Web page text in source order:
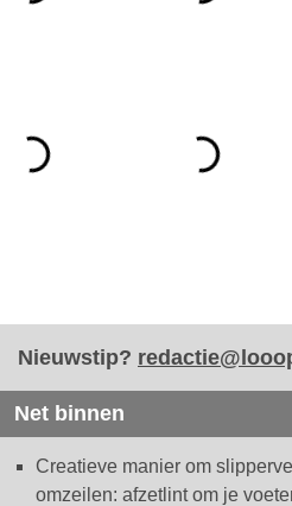
Nieuwstip?
Net binnen
Creatieve manier om
omzeilen: afzetlint om je